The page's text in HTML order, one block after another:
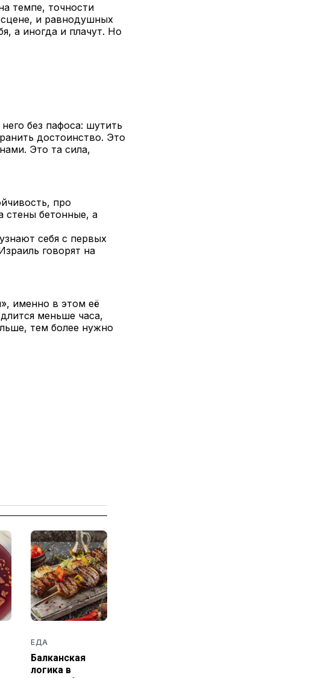
темпе, точности
и равнодушных
а иногда и плачут. Но
без пафоса: шутить
достоинство. Это
Это та сила,
про
стены бетонные, а
себя с первых
говорят на
именно в этом её
меньше часа,
тем более нужно
ЕДА
Балканская
логика в